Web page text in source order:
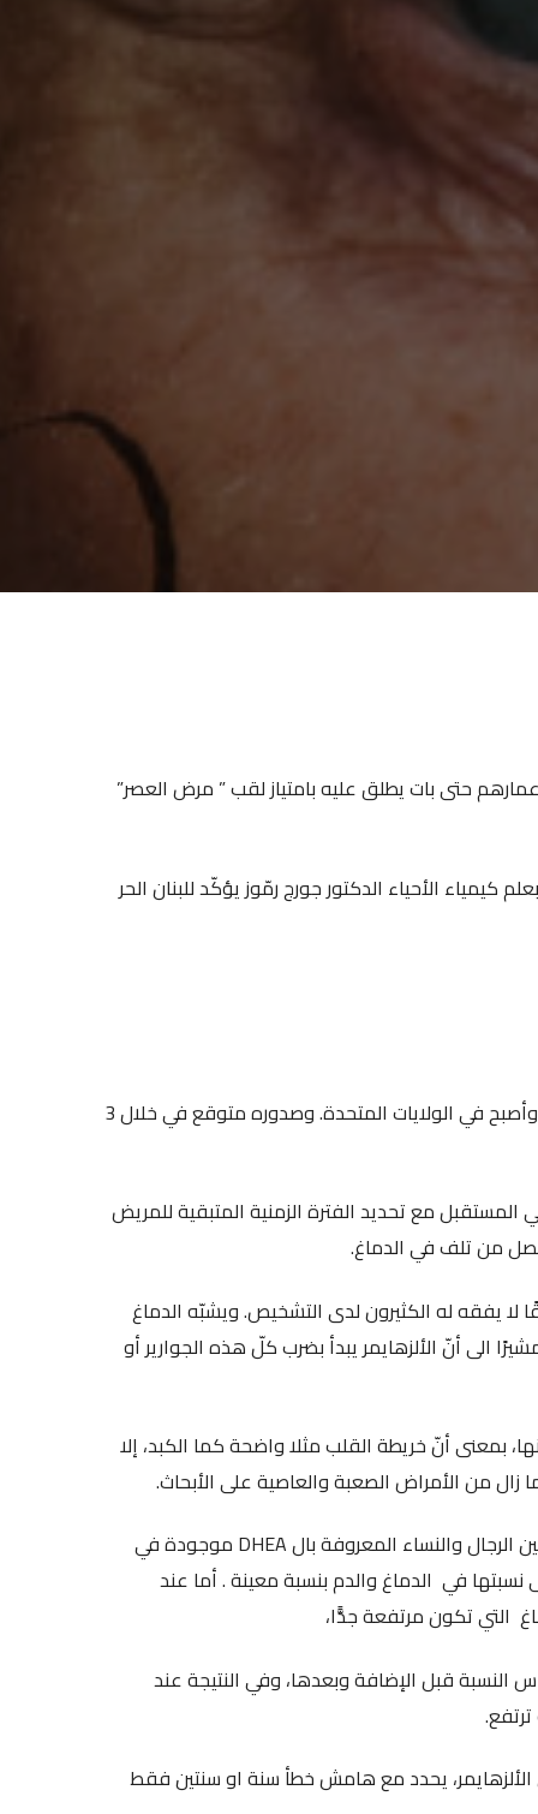
حتى بات يطلق عليه بامتياز لقب ” مرض العصر”
كيمياء الأحياء الدكتور جورج رمّوز يؤكّد للبنان الحر
– الأول دواء قيد التطوير وعمل هو نفسه على أبحاث في شأنه وأصبح في الولايات المتحدة. وصدوره متوقع في خلال 3
مع تحديد الفترة الزمنية المتبقية للمريض
من تلف في الدماغ.
لا يفقه له الكثيرون لدى التشخيص. ويشبّه الدماغ
الى أنّ الألزهايمر يبدأ بضرب كلّ هذه الجوارير أو
بمعنى أنّ خريطة القلب مثلا واضحة كما الكبد، إلا
وفي تفصيله للفحص الهرموني يقول إنّ الهرمونات المشتركة بين الرجال والنساء المعروفة بال DHEA موجودة في
نسبتها في الدماغ والدم بنسبة معينة . أما عند
التي تكون مرتفعة جدًّا،
قبل الإضافة وبعدها، وفي النتيجة عند
يحدد مع هامش خطأ سنة او سنتين فقط